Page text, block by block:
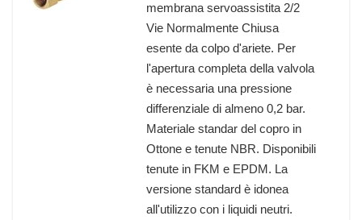
membrana servoassistita 2/2
Vie Normalmente Chiusa
esente da colpo d'ariete. Per
l'apertura completa della valvola
è necessaria una pressione
differenziale di almeno 0,2 bar.
Materiale standar del copro in
Ottone e tenute NBR. Disponibili
tenute in FKM e EPDM. La
versione standard è idonea
all'utilizzo con i liquidi neutri.